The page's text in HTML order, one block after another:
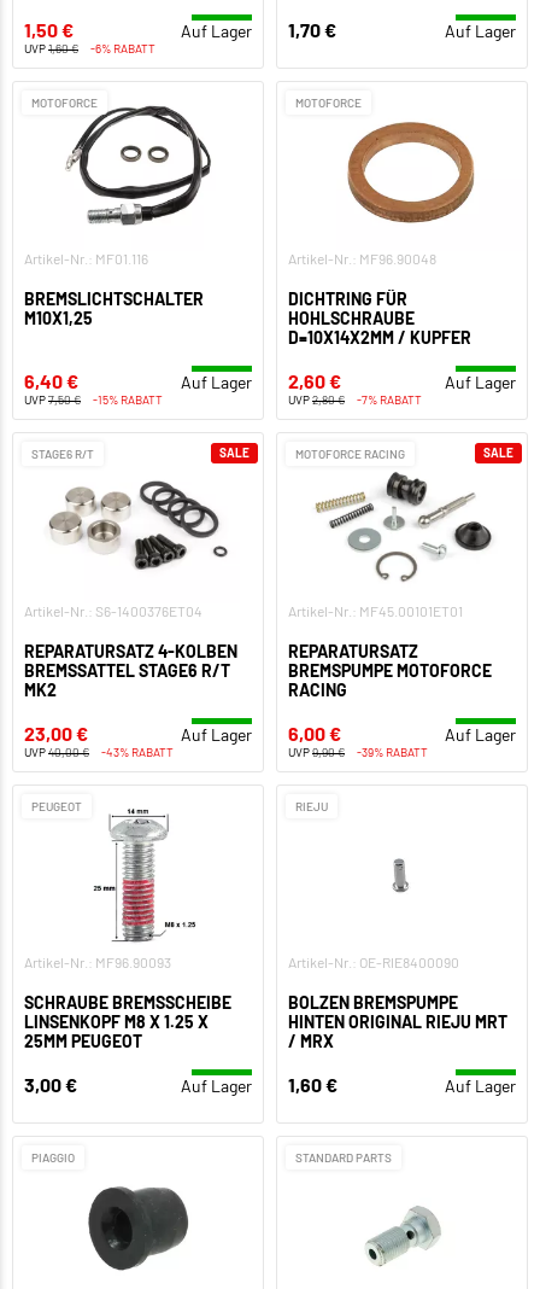
1,50 € Auf Lager
UVP1,60 € -6% RABATT
1,70 € Auf Lager
MOTOFORCE
Artikel-Nr.: MF01.116
BREMSLICHTSCHALTER
M10X1,25
6,40 € Auf Lager
UVP7,50 € -15% RABATT
MOTOFORCE
Artikel-Nr.: MF96.90048
DICHTRING FÜR
HOHLSCHRAUBE
D=10X14X2MM / KUPFER
2,60 € Auf Lager
UVP2,80 € -7% RABATT
STAGE6 R/T
Artikel-Nr.: S6-1400376ET04
REPARATURSATZ 4-KOLBEN
BREMSSATTEL STAGE6 R/T
MK2
23,00 € Auf Lager
UVP40,00 € -43% RABATT
SALE MOTOFORCE RACING
Artikel-Nr.: MF45.00101ET01
REPARATURSATZ
BREMSPUMPE MOTOFORCE
RACING
6,00 € Auf Lager
UVP9,90 € -39% RABATT
SALE
PEUGEOT
Artikel-Nr.: MF96.90093
SCHRAUBE BREMSSCHEIBE
LINSENKOPF M8 X 1.25 X
25MM PEUGEOT
3,00 € Auf Lager
RIEJU
Artikel-Nr.: OE-RIE8400090
BOLZEN BREMSPUMPE
HINTEN ORIGINAL RIEJU MRT
/ MRX
1,60 € Auf Lager
PIAGGIO STANDARD PARTS